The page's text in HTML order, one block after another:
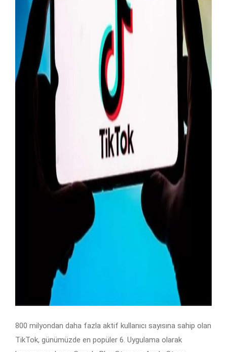
800 milyondan daha fazla aktif kullanıcı sayısına sahip olan
TikTok, günümüzde en popüler 6. Uygulama olarak